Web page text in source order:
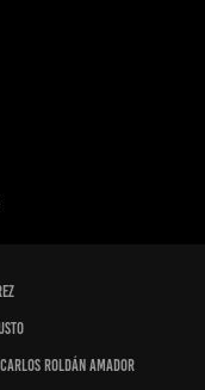
Roldán Amador